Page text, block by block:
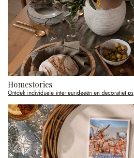
Homestories
Ontdek individuele interieurideeën en decoratietips